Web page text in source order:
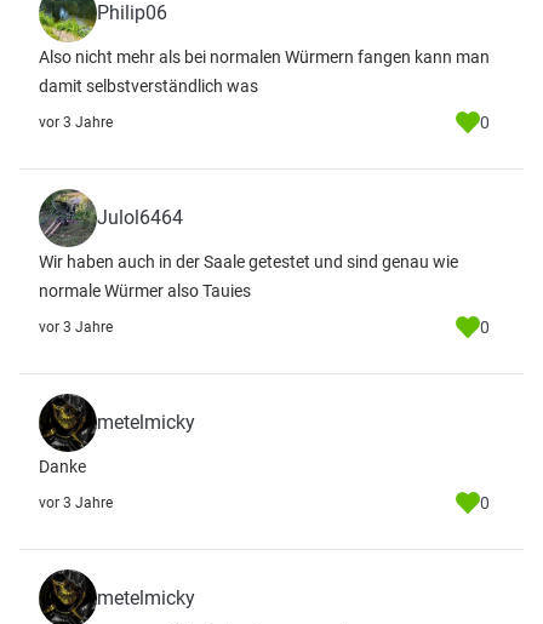
Philip06
Also nicht mehr als bei normalen Würmern fangen kann man
damit selbstverständlich was
vor 3 Jahre 0
Julol6464
Wir haben auch in der Saale getestet und sind genau wie
normale Würmer also Tauies
vor 3 Jahre 0
metelmicky
Danke
vor 3 Jahre 0
metelmicky